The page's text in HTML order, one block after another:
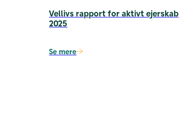
Vellivs rapport for aktivt ejerskab
2025
Se mere